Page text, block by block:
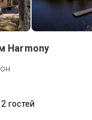
Harmony
гостей